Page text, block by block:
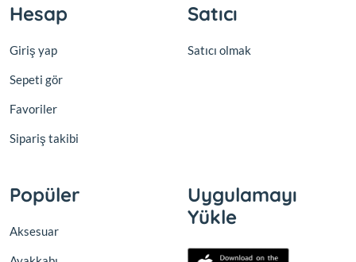
Hesap
Giriş yap
Sepeti gör
Favoriler
Sipariş takibi
Satıcı
Satıcı olmak
Popüler
Aksesuar
Uygulamayı
Yükle